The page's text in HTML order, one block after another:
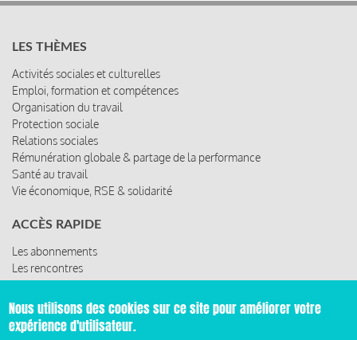
LES THÈMES
Activités sociales et culturelles
Emploi, formation et compétences
Organisation du travail
Protection sociale
Relations sociales
Rémunération globale & partage de la performance
Santé au travail
Vie économique, RSE & solidarité
ACCÈS RAPIDE
Les abonnements
Les rencontres
Les ressources
Nous utilisons des cookies sur ce site pour améliorer votre
expérience d'utilisateur.